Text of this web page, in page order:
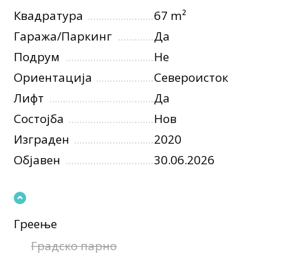
Квадратура
67 m²
Гаража/Паркинг
Да
Подрум
Не
Ориентација
Североисток
Лифт
Да
Состојба
Нов
Изграден
2020
Објавен
30.06.2026
Греење
Градско парно